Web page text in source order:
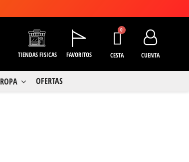
TIENDAS FISICAS FAVORITOS CESTA CUENTA
ROPA OFERTAS